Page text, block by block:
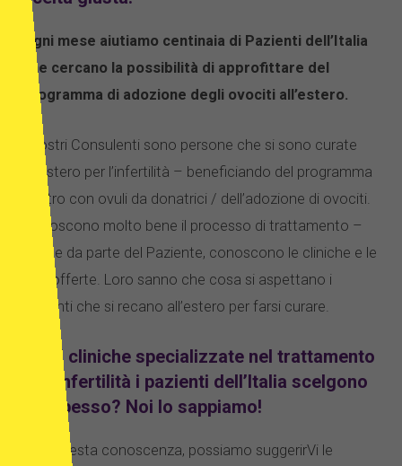
Ogni mese aiutiamo centinaia di Pazienti dell’Italia
che cercano la possibilità di approfittare del
programma di adozione degli ovociti all’estero.
I nostri Consulenti sono persone che si sono curate
all’estero per l’infertilità – beneficiando del programma
in vitro con ovuli da donatrici / dell’adozione di ovociti.
Conoscono molto bene il processo di trattamento –
anche da parte del Paziente, conoscono le cliniche e le
loro offerte. Loro sanno che cosa si aspettano i
pazienti che si recano all’estero per farsi curare.
Quali cliniche specializzate nel trattamento
dell’infertilità i pazienti dell’Italia scelgono
più spesso? Noi lo sappiamo!
Con questa conoscenza, possiamo suggerirVi le